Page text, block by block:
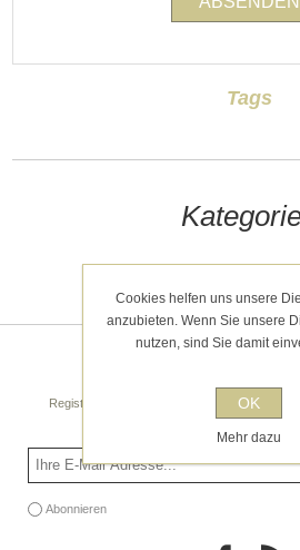
Tags
Registrieren Sie sich noch heute für unseren
Abonnieren
Cookies helfen uns unsere
anzubieten. Wenn Sie unsere
nutzen, sind Sie damit
OK
Mehr dazu